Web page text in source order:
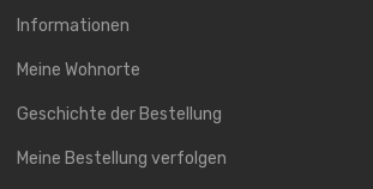
Informationen
Meine Wohnorte
Geschichte der Bestellung
Meine Bestellung verfolgen